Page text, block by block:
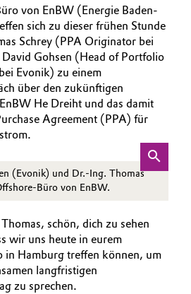
& Infrastructure
Printing
Lifestyle
und Lieferbedingungen
von EnBW (Energie Baden-
sich zu dieser frühen Stunde
Schrey (PPA Originator bei
Gohsen (Head of Portfolio
Evonik) zu einem
über den zukünftigen
He Dreiht und das damit
Agreement (PPA) für
(Evonik) und Dr.-Ing. Thomas
Büro von EnBW.
schön, dich zu sehen
wir uns heute in eurem
Hamburg treffen können, um
langfristigen
zu sprechen.